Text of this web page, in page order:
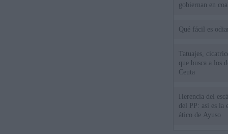
gobiernan en
Qué fácil es
Tatuajes,
que busca a los
Ceuta
Herencia del
del PP: así es la
ático de Ayuso